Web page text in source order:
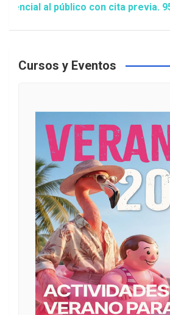
al público con cita previa.
Cursos y Eventos